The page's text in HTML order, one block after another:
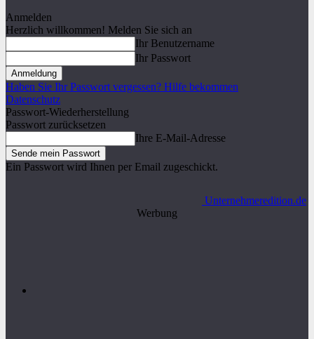
Anmelden
Herzlich willkommen! Melden Sie sich an
Ihr Benutzername
Ihr Passwort
Haben Sie Ihr Passwort vergessen? Hilfe bekommen
Datenschutz
Passwort-Wiederherstellung
Passwort zurücksetzen
Ihre E-Mail-Adresse
Ein Passwort wird Ihnen per Email zugeschickt.
Unternehmeredition.de
Werbung